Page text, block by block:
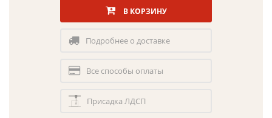
В КОРЗИНУ
Подробнее о доставке
Все способы оплаты
Присадка ЛДСП